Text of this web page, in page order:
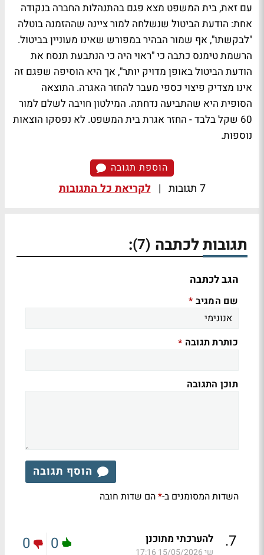
עם זאת, בית המשפט מצא פגם בהתנהלות החברה בנקודה
אחת: הודעת הביטול שנשלחה למור ציינה שההזמנה בוטלה
"לבקשתו", אף שמור הבהיר במפורש שאינו מעוניין בביטול.
הרשמת טימנס כתבה כי "ראוי היה כי הנתבעת תנסח את
הודעת הביטול באופן מדויק יותר", אך היא הוסיפה שפגם זה
אינו מצדיק פיצוי כספי מעבר להחזר האגרה. התוצאה
הסופית היא שהתביעה נדחתה. המילטון חויבה לשלם למור
60 שקל בלבד - החזר אגרת בית המשפט. לא נפסקו הוצאות
נוספות.
הוספת תגובה
7 תגובות | לקריאת כל התגובות
תגובות לכתבה (7)
:
הגב לכתבה
שם המגיב *
כותרת תגובה *
תוכן התגובה
הוסף תגובה
השדות המסומנים ב-*הם שדות חובה
7
. להערכתי מתוכנן
שי15/05/2026 17:16
0
0